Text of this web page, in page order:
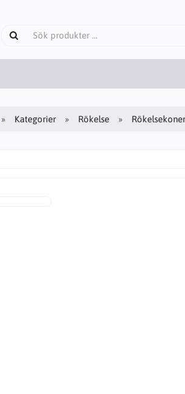
Kategorier Rökelse Rökelsekoner